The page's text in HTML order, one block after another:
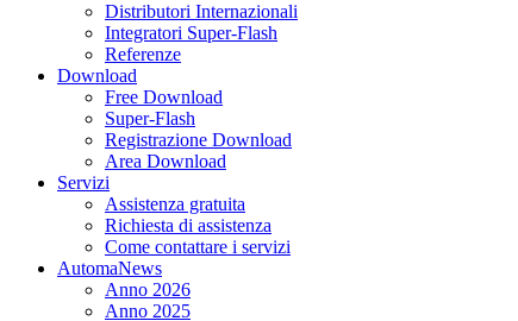
Distributori Internazionali
Integratori Super-Flash
Referenze
Download
Free Download
Super-Flash
Registrazione Download
Area Download
Servizi
Assistenza gratuita
Richiesta di assistenza
Come contattare i servizi
AutomaNews
Anno 2026
Anno 2025